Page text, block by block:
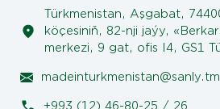
Türkmenistan, Aşgabat,
köçesiniň, 82-nji jaýy,
merkezi, 9 gat, ofis I4, GS1
madeinturkmenistan@sanly.tm
+993 (12) 46-80-25 / 26